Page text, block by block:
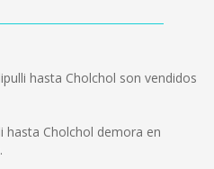
hasta Cholchol son vendidos
hasta Cholchol demora en